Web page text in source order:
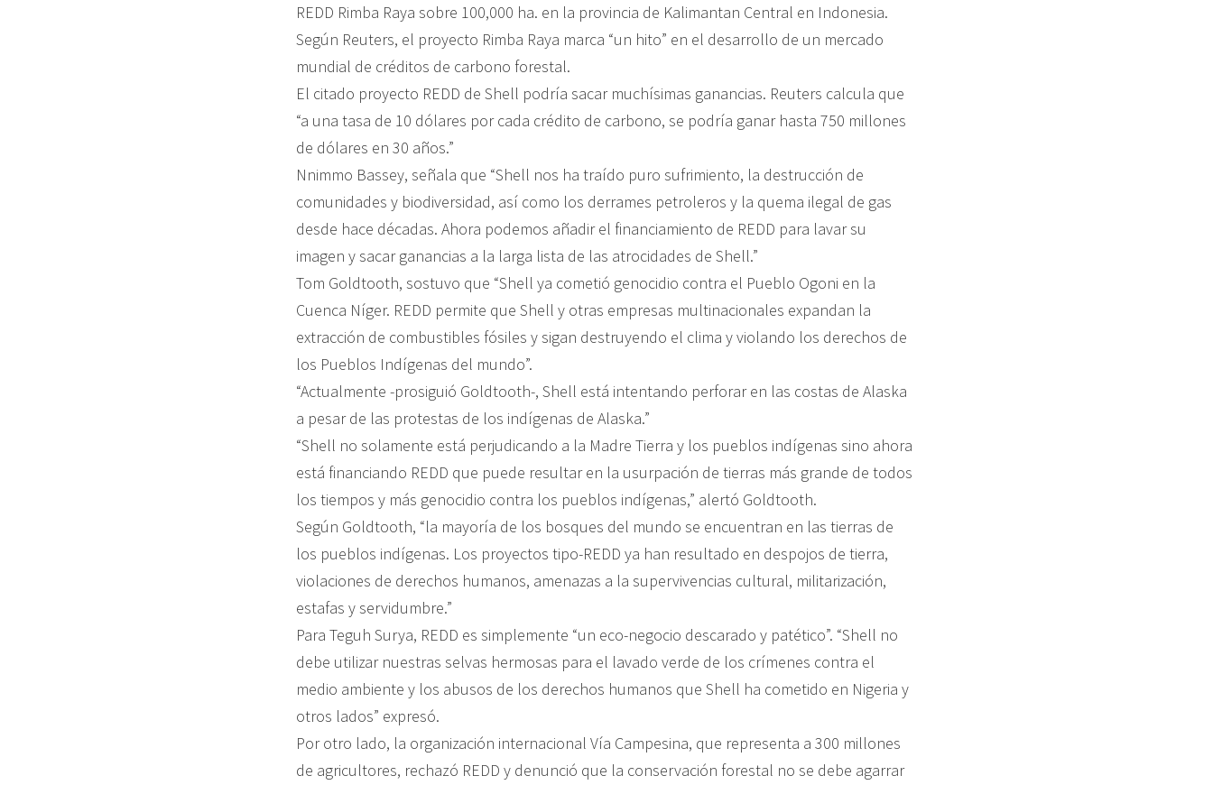
REDD Rimba Raya sobre 100,000 ha. en la provincia de Kalimantan Central en Indonesia.
Según Reuters, el proyecto Rimba Raya marca “un hito” en el desarrollo de un mercado
mundial de créditos de carbono forestal.
El citado proyecto REDD de Shell podría sacar muchísimas ganancias. Reuters calcula que
“a una tasa de 10 dólares por cada crédito de carbono, se podría ganar hasta 750 millones
de dólares en 30 años.”
Nnimmo Bassey, señala que “Shell nos ha traído puro sufrimiento, la destrucción de
comunidades y biodiversidad, así como los derrames petroleros y la quema ilegal de gas
desde hace décadas. Ahora podemos añadir el financiamiento de REDD para lavar su
imagen y sacar ganancias a la larga lista de las atrocidades de Shell.”
Tom Goldtooth, sostuvo que “Shell ya cometió genocidio contra el Pueblo Ogoni en la
Cuenca Níger. REDD permite que Shell y otras empresas multinacionales expandan la
extracción de combustibles fósiles y sigan destruyendo el clima y violando los derechos de
los Pueblos Indígenas del mundo”.
“Actualmente -prosiguió Goldtooth-, Shell está intentando perforar en las costas de Alaska
a pesar de las protestas de los indígenas de Alaska.”
“Shell no solamente está perjudicando a la Madre Tierra y los pueblos indígenas sino ahora
está financiando REDD que puede resultar en la usurpación de tierras más grande de todos
los tiempos y más genocidio contra los pueblos indígenas,” alertó Goldtooth.
Según Goldtooth, “la mayoría de los bosques del mundo se encuentran en las tierras de
los pueblos indígenas. Los proyectos tipo-REDD ya han resultado en despojos de tierra,
violaciones de derechos humanos, amenazas a la supervivencias cultural, militarización,
estafas y servidumbre.”
Para Teguh Surya, REDD es simplemente “un eco-negocio descarado y patético”. “Shell no
debe utilizar nuestras selvas hermosas para el lavado verde de los crímenes contra el
medio ambiente y los abusos de los derechos humanos que Shell ha cometido en Nigeria y
otros lados” expresó.
Por otro lado, la organización internacional Vía Campesina, que representa a 300 millones
de agricultores, rechazó REDD y denunció que la conservación forestal no se debe agarrar